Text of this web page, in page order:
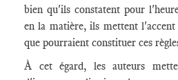
bien qu'ils constatent pour
en la matière, ils mettent
que pourraient constituer ces
À cet égard, les auteurs